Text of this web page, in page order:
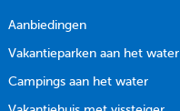
Aanbiedingen
Vakantieparken aan het water
Campings aan het water